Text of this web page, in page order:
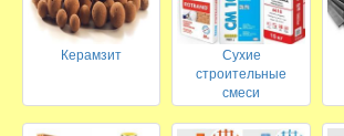
Керамзит
Сухие
строительные
смеси